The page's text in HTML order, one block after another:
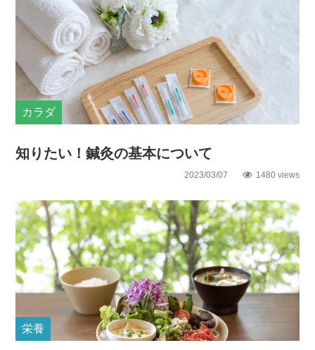
カラダ
知りたい！鍼灸の基本について
2023/03/07 1480 views
栄養